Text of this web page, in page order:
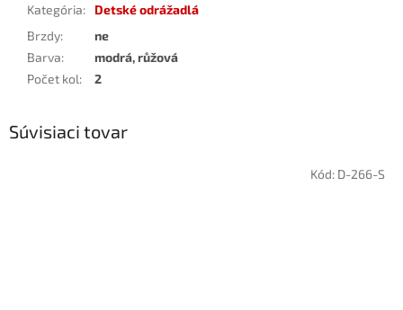
Kategória:
Detské odrážadlá
Brzdy:
ne
Barva:
modrá, růžová
Počet kol: 2
Súvisiaci tovar
Kód: D-266-S